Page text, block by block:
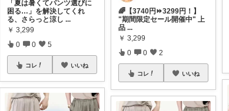
「夏は暑くてパンツ選びに
困る…」を解決してくれ
る、さらっと涼し ...
￥ 3,299
0 0 5
コレ いいね
🌈【3740円⏩3299円！】
"期間限定セール開催中" 上
品 ...
￥ 3,299
0 0 2
コレ いいね